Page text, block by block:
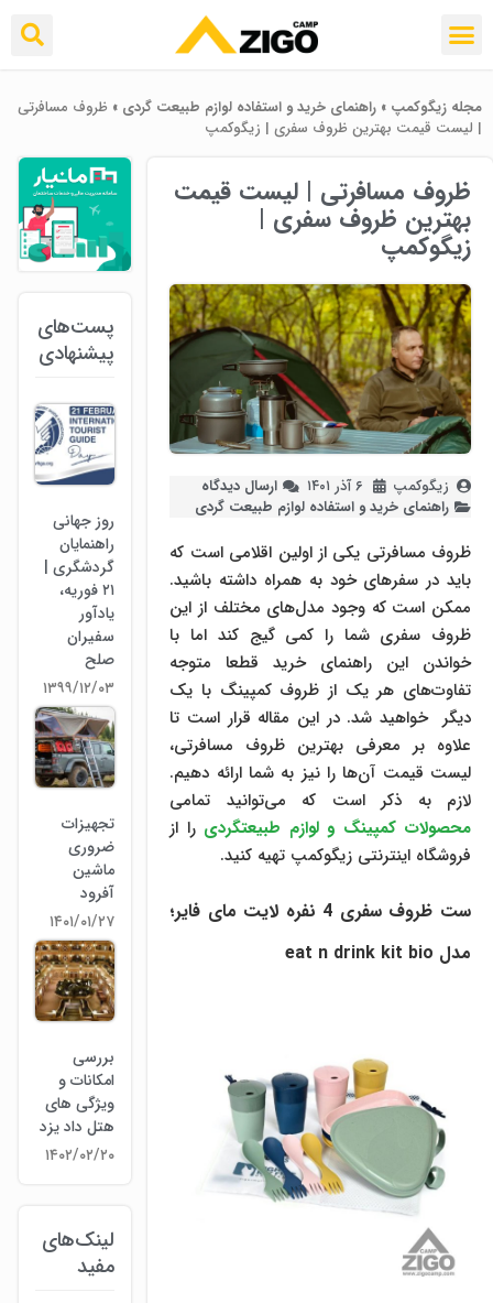
مجله زیگوکمپ » راهنمای خرید و استفاده لوازم طبیعت ‌گردی » ظروف مسافرتی
| لیست قیمت بهترین ظروف سفری | زیگوکمپ
ظروف مسافرتی | لیست قیمت
بهترین ظروف سفری |
زیگوکمپ
زیگوکمپ ۶ آذر ۱۴۰۱
ارسال دیدگاه
راهنمای خرید و استفاده لوازم طبیعت ‌گردی
ظروف مسافرتی یکی از اولین اقلامی است که
باید در سفرهای خود به همراه داشته باشید.
ممکن است که وجود مدل‌های مختلف از این
ظروف سفری شما را کمی گیج کند اما با
خواندن این راهنمای خرید قطعا متوجه
تفاوت‌های هر یک از ظروف کمپینگ با یک
دیگر خواهید شد. در این مقاله قرار است تا
علاوه بر معرفی بهترین ظروف مسافرتی،
لیست قیمت آن‌ها را نیز به شما ارائه دهیم.
لازم به ذکر است که می‌توانید تمامی
محصولات کمپینگ و لوازم طبیعتگردی را از
فروشگاه اینترنتی زیگوکمپ تهیه کنید.
ست ظروف سفری 4 نفره لایت مای فایر؛
مدل eat n drink kit bio
پست‌های
پیشنهادی
روز جهانی
راهنمایان
گردشگری |
۲۱ فوریه،
یادآور
سفیران
صلح
۱۳۹۹/۱۲/۰۳
تجهیزات
ضروری
ماشین
آفرود
۱۴۰۱/۰۱/۲۷
بررسی
امکانات و
ویژگی های
هتل داد یزد
۱۴۰۲/۰۲/۲۰
لینک‌های
مفید